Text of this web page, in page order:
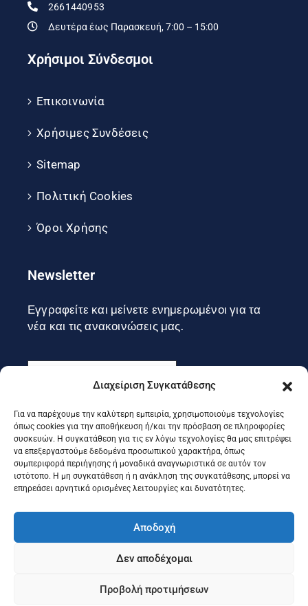
Διαχείριση Συγκατάθεσης
Για να παρέχουμε την καλύτερη εμπειρία, χρησιμοποιούμε τεχνολογίες
όπως cookies για την αποθήκευση ή/και την πρόσβαση σε πληροφορίες
συσκευών. Η συγκατάθεση για τις εν λόγω τεχνολογίες θα μας επιτρέψει
να επεξεργαστούμε δεδομένα προσωπικού χαρακτήρα, όπως
συμπεριφορά περιήγησης ή μοναδικά αναγνωριστικά σε αυτόν τον
ιστότοπο. Η μη συγκατάθεση ή η ανάκληση της συγκατάθεσης, μπορεί να
επηρεάσει αρνητικά ορισμένες λειτουργίες και δυνατότητες.
Αποδοχή
Δεν αποδέχομαι
Προβολή προτιμήσεων
2661440953
Δευτέρα έως Παρασκευή, 7:00 – 15:00
Χρήσιμοι Σύνδεσμοι
Επικοινωνία
Χρήσιμες Συνδέσεις
Sitemap
Πολιτική Cookies
Όροι Χρήσης
Newsletter
Εγγραφείτε και μείνετε ενημερωμένοι για τα
νέα και τις ανακοινώσεις μας.
Εγγραφή
Ακολουθήστε μας στα social
©2025 Portal Επιμελητηρίου Κέρκυρας, Designed & Developed